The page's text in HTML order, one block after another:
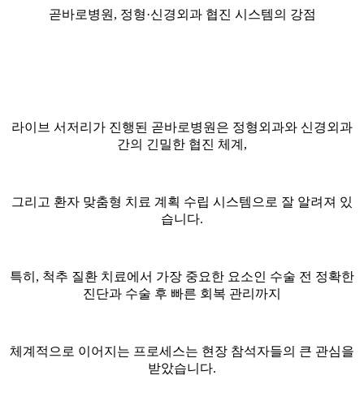
곧바로병원, 정형·신경외과 협진 시스템의 강점
라이브 서저리가 진행된 곧바로병원은 정형외과와 신경외과
간의 긴밀한 협진 체계,
그리고 환자 맞춤형 치료 계획 수립 시스템으로 잘 알려져 있
습니다.
특히, 척추 질환 치료에서 가장 중요한 요소인 수술 전 정확한
진단과 수술 후 빠른 회복 관리까지
체계적으로 이어지는 프로세스는 현장 참석자들의 큰 관심을
받았습니다.